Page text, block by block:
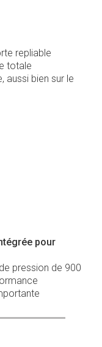
repliable
totale
aussi bien sur le
pour
pression de 900